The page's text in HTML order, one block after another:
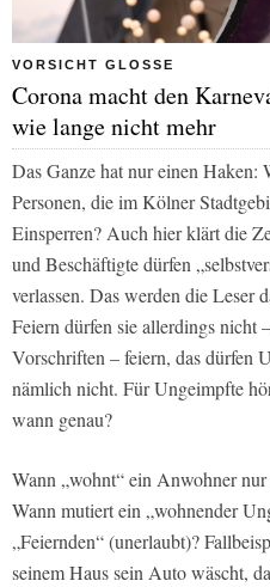
VORSICHT GLOSSE
Corona macht den
wie lange nicht mehr
Das Ganze hat nur einen Haken:
Personen, die im Kölner
Einsperren? Auch hier klärt die
und Beschäftigte dürfen
verlassen. Das werden die Leser
Feiern dürfen sie allerdings nicht
Vorschriften – feiern, das dürfen
nämlich nicht. Für Ungeimpfte
wann genau?
Wann „wohnt“ ein Anwohner
Wann mutiert ein „wohnender
„Feiernden“ (unerlaubt)?
seinem Haus sein Auto wäscht,